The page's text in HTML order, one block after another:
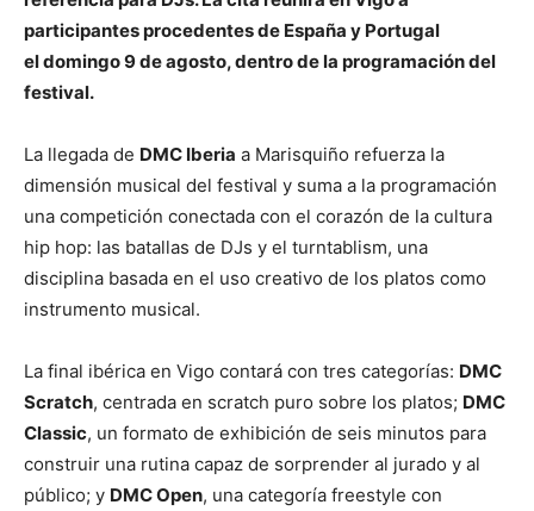
participantes procedentes de España y Portugal
el domingo 9 de agosto, dentro de la programación del
festival.
La llegada de DMC Iberia a Marisquiño refuerza la
dimensión musical del festival y suma a la programación
una competición conectada con el corazón de la cultura
hip hop: las batallas de DJs y el turntablism, una
disciplina basada en el uso creativo de los platos como
instrumento musical.
La final ibérica en Vigo contará con tres categorías: DMC
Scratch, centrada en scratch puro sobre los platos; DMC
Classic, un formato de exhibición de seis minutos para
construir una rutina capaz de sorprender al jurado y al
público; y DMC Open, una categoría freestyle con